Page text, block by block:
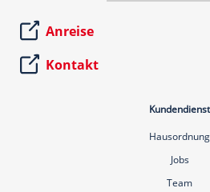
Anreise
Kontakt
Kundendienst
Hausordnung
Jobs
Team